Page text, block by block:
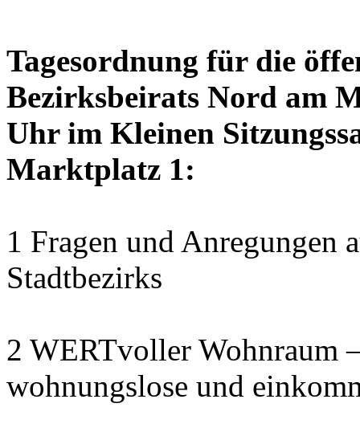
Tagesordnung für die
Bezirksbeirats Nord am
Uhr im Kleinen
Marktplatz 1:
1 Fragen und Anregungen
Stadtbezirks
2 WERTvoller Wohnraum
wohnungslose und